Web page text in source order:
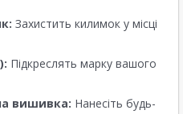
Захистить килимок у місці
Підкреслять марку вашого
вишивка: Нанесіть будь-